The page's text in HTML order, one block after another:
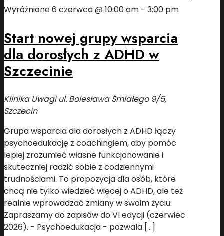
Wyróżnione6 czerwca @ 10:00 am - 3:00 pm
Start nowej grupy wsparcia
dla dorosłych z ADHD w
Szczecinie
Klinika Uwagiul. Bolesława Śmiałego 9/5,
Szczecin
Grupa wsparcia dla dorosłych z ADHD łączy
psychoedukację z coachingiem, aby pomóc
lepiej zrozumieć własne funkcjonowanie i
skuteczniej radzić sobie z codziennymi
trudnościami. To propozycja dla osób, które
chcą nie tylko wiedzieć więcej o ADHD, ale też
realnie wprowadzać zmiany w swoim życiu.
Zapraszamy do zapisów do VI edycji (czerwiec
2026). - Psychoedukacja - pozwala […]